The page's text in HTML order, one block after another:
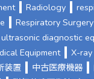
Radiology
Respiratory Surgery
ultrasonic diagnostic
Equipment
X-
装置 中古医療機器